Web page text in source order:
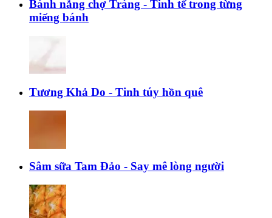
Bánh nẳng chợ Tràng - Tinh tế trong từng
miếng bánh
Tương Khả Do - Tinh túy hồn quê
Sâm sữa Tam Đảo - Say mê lòng người